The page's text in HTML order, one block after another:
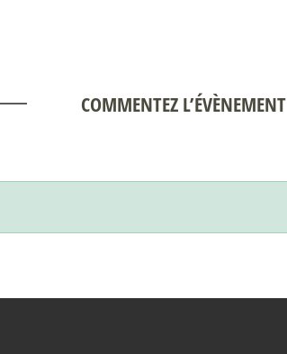
COMMENTEZ L’ÉVÈNEMENT